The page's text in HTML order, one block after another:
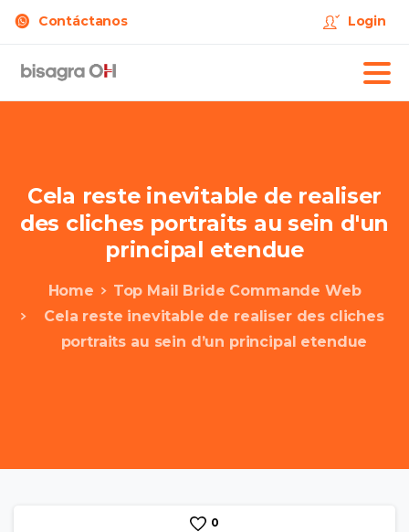
Contáctanos Login
Cela reste inevitable de realiser
des cliches portraits au sein d'un
principal etendue
Home
Top Mail Bride Commande Web
Cela reste inevitable de realiser des cliches
portraits au sein d’un principal etendue
0